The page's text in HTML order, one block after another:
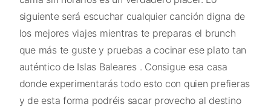
siguiente será escuchar cualquier canción digna de
los mejores viajes mientras te preparas el brunch
que más te guste y pruebas a cocinar ese plato tan
auténtico de Islas Baleares . Consigue esa casa
donde experimentarás todo esto con quien prefieras
y de esta forma podréis sacar provecho al destino